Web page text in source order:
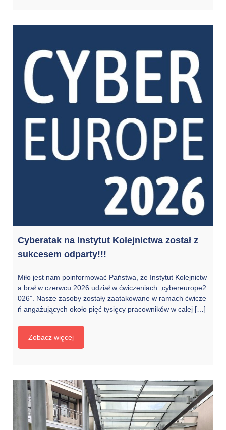
Cyberatak na Instytut Kolejnictwa został z
sukcesem odparty!!!
Miło jest nam poinformować Państwa, że Instytut Kolejnictw
a brał w czerwcu 2026 udział w ćwiczeniach „cybereurope2
026”. Nasze zasoby zostały zaatakowane w ramach ćwicze
ń angażujących około pięć tysięcy pracowników w całej […]
Zobacz więcej